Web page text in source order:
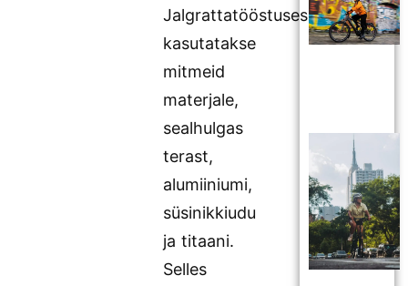
Jalgrattatööstuses
kasutatakse
mitmeid
materjale,
sealhulgas
terast,
alumiiniumi,
süsinikkiudu
ja titaani.
Selles